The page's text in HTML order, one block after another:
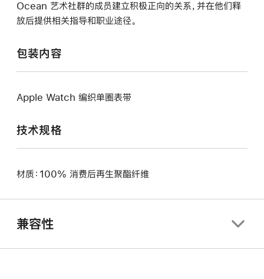
Ocean 艺术社群的成员建立积极正向的关系，并在他们释
放后提供相关指导和职业途径。
包装内容
Apple Watch 编织单圈表带
技术规格
材质：100% 消费后再生聚酯纤维
兼容性